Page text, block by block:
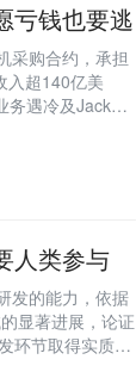
亏钱也要逃
采购合约，承担
入超140亿美
务遇冷及Jack
人类参与
发的能力，依据
显著进展，论证
环节取得实质性